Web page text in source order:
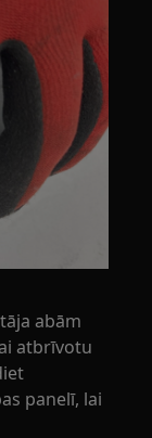
abām
atbrīvotu
panelī, lai